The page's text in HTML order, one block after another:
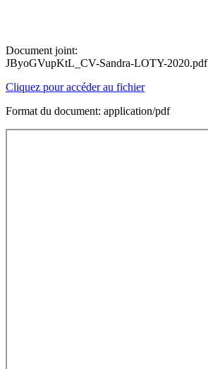
Document joint:
JByoGVupKtL_CV-Sandra-LOTY-2020.pdf
Cliquez pour accéder au fichier
Format du document: application/pdf